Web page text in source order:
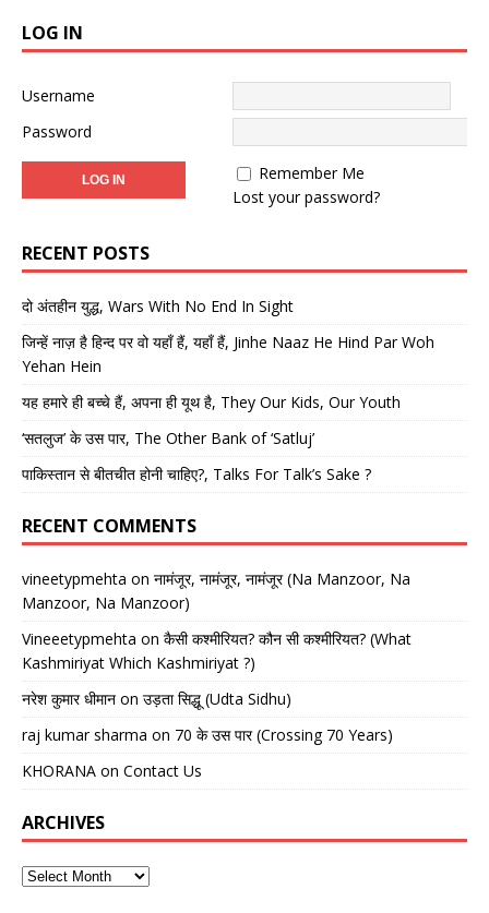
LOG IN
Username
Password
Remember Me
Lost your password?
RECENT POSTS
दो अंतहीन युद्ध, Wars With No End In Sight
जिन्हें नाज़ है हिन्द पर वो यहाँ हैं, यहाँ हैं, Jinhe Naaz He Hind Par Woh
Yehan Hein
यह हमारे ही बच्चे हैं, अपना ही यूथ है, They Our Kids, Our Youth
‘सतलुज’ के उस पार, The Other Bank of ‘Satluj’
पाकिस्तान से बीतचीत होनी चाहिए?, Talks For Talk’s Sake ?
RECENT COMMENTS
vineetypmehta on नामंजूर, नामंजूर, नामंजूर (Na Manzoor, Na
Manzoor, Na Manzoor)
Vineeetypmehta on कैसी कश्मीरियत? कौन सी कश्मीरियत? (What
Kashmiriyat Which Kashmiriyat ?)
नरेश कुमार धीमान on उड़ता सिद्धू (Udta Sidhu)
raj kumar sharma on 70 के उस पार (Crossing 70 Years)
KHORANA on Contact Us
ARCHIVES